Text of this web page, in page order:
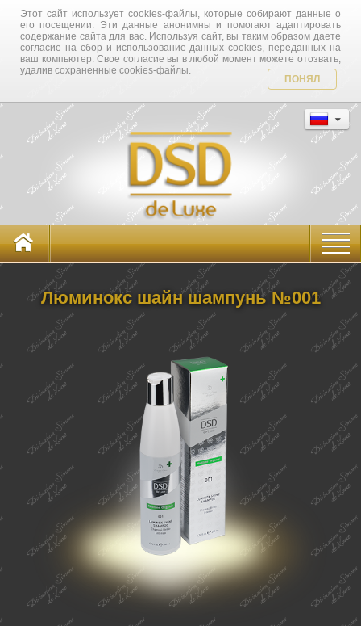
Этот сайт использует cookies-файлы, которые собирают данные о
его посещении. Эти данные анонимны и помогают адаптировать
содержание сайта для вас. Используя сайт, вы таким образом даете
согласие на сбор и использование данных cookies, переданных на
ваш компьютер. Свое согласие вы в любой момент можете отозвать,
удалив сохраненные cookies-файлы.
ПОНЯЛ
Люминокс шайн шампунь №001